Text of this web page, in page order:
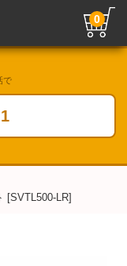
0
で
[SVTL500-LR]